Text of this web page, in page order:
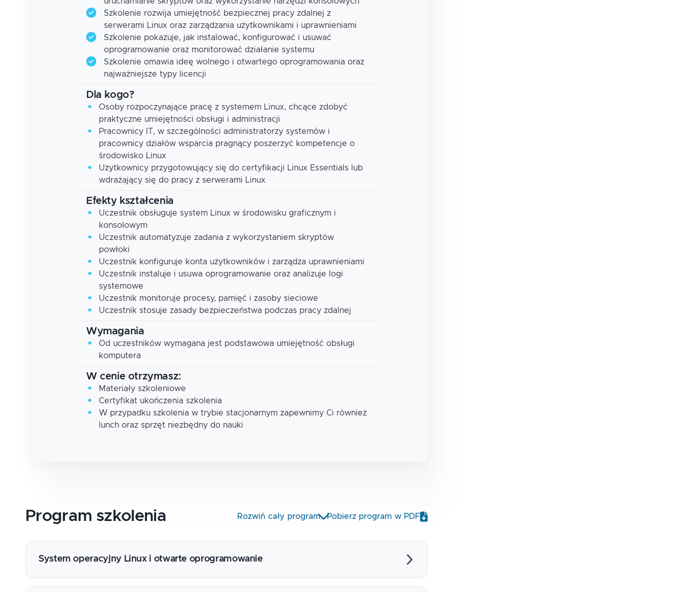
Szkolenie rozwija umiejętność bezpiecznej pracy zdalnej z
serwerami Linux oraz zarządzania użytkownikami i uprawnieniami
Szkolenie pokazuje, jak instalować, konfigurować i usuwać
oprogramowanie oraz monitorować działanie systemu
Szkolenie omawia ideę wolnego i otwartego oprogramowania oraz
najważniejsze typy licencji
Dla kogo?
Osoby rozpoczynające pracę z systemem Linux, chcące zdobyć
praktyczne umiejętności obsługi i administracji
Pracownicy IT, w szczególności administratorzy systemów i
pracownicy działów wsparcia pragnący poszerzyć kompetencje o
środowisko Linux
Użytkownicy przygotowujący się do certyfikacji Linux Essentials lub
wdrażający się do pracy z serwerami Linux
Efekty kształcenia
Uczestnik obsługuje system Linux w środowisku graficznym i
konsolowym
Uczestnik automatyzuje zadania z wykorzystaniem skryptów
powłoki
Uczestnik konfiguruje konta użytkowników i zarządza uprawnieniami
Uczestnik instaluje i usuwa oprogramowanie oraz analizuje logi
systemowe
Uczestnik monitoruje procesy, pamięć i zasoby sieciowe
Uczestnik stosuje zasady bezpieczeństwa podczas pracy zdalnej
Wymagania
Od uczestników wymagana jest podstawowa umiejętność obsługi
komputera
W cenie otrzymasz:
Materiały szkoleniowe
Certyfikat ukończenia szkolenia
W przypadku szkolenia w trybie stacjonarnym zapewnimy Ci również
lunch oraz sprzęt niezbędny do nauki
Program szkolenia Rozwiń cały program Pobierz program w PDF
System operacyjny Linux i otwarte oprogramowanie